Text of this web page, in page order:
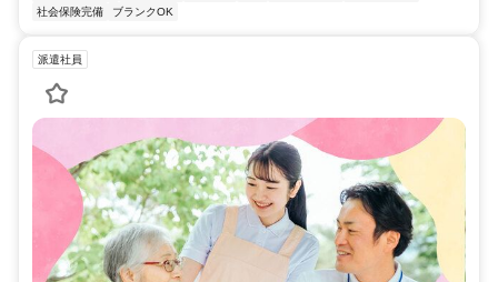
社会保険完備
ブランクOK
派遣社員